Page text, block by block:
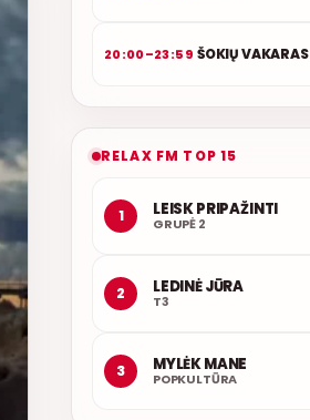
20:00–23:59 ŠOKIŲ VAKARAS
RELAX FM TOP 15
1 LEISK PRIPAŽINTI
GRUPĖ 2
2 LEDINĖ JŪRA
T3
3 MYLĖK MANE
POPKULTŪRA